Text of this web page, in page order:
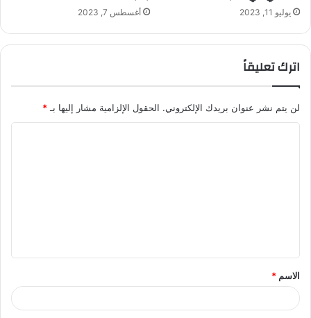
يوليو 11, 2023 أغسطس 7, 2023
اترك تعليقاً
لن يتم نشر عنوان بريدك الإلكتروني. الحقول الإلزامية مشار إليها بـ *
ق
*
الاسم *